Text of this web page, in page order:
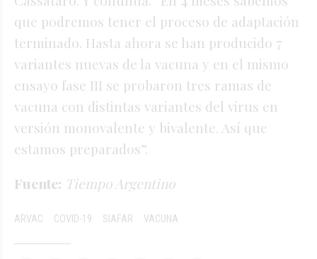
que podremos tener el proceso de adaptación
terminado. Hasta ahora se han producido 7
variantes nuevas de la vacuna y en el mismo
ensayo fase III se probaron tres ramas de
vacuna con distintas variantes del virus en
versión monovalente y bivalente. Así que
estamos preparados”.
Fuente: Tiempo Argentino
ARVAC COVID-19 SIAFAR VACUNA